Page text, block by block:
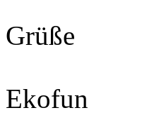
Grüße
Ekofun